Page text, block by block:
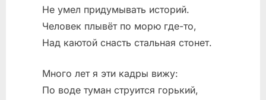
Не умел придумывать историй.
Человек плывёт по морю где-то,
Над каютой снасть стальная стонет.
Много лет я эти кадры вижу:
По воде туман струится горький,